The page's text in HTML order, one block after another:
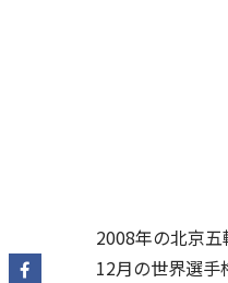
2008年の北京
12月の世界選手